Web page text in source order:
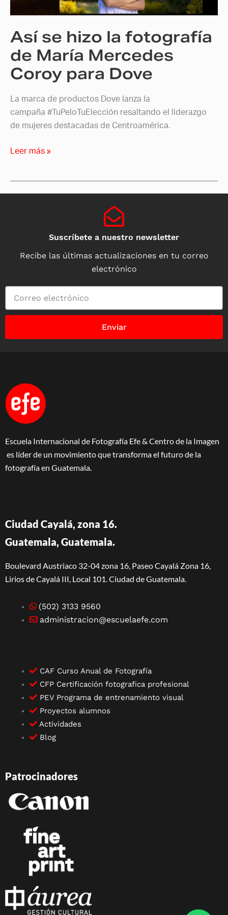
Así se hizo la fotografía
de María Mercedes
Coroy para Dove
La marca de productos Dove lanza la
campaña #TuPeloTuElección resaltando el liderazgo
de mujeres destacadas de Centroamérica.
Coroy
Dove
Leer más »
Suscríbete a nuestro newsletter
Recibe las últimas actualizaciones en tu correo
electrónico
Enviar
Escuela Internacional de Fotografía Efe & Centro de la Imagen
es líder de un movimiento que transforma el futuro de la
fotografía en Guatemala.
Ciudad Cayalá, zona 16.
Guatemala, Guatemala.
Boulevard Austriaco 32-04 zona 16, Paseo Cayalá Zona 16,
Lirios de Cayalá III, Local 101. Ciudad de Guatemala.
(502) 3133 9560
administracion@escuelaefe.com
CAF Curso Anual de Fotografía
CFP Certificación fotografica profesional
PEV Programa de entrenamiento visual
Proyectos alumnos
Actividades
Blog
Patrocinadores